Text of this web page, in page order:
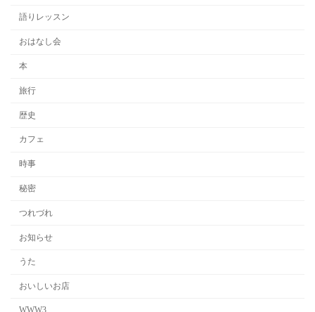
語りレッスン
おはなし会
本
旅行
歴史
カフェ
時事
秘密
つれづれ
お知らせ
うた
おいしいお店
WWW3